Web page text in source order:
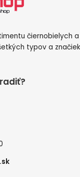
čiernobielych
typov a